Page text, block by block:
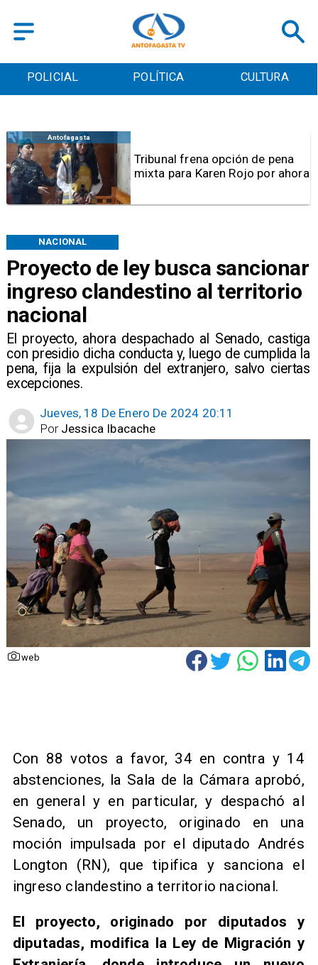
POLICIAL POLÍTICA CULTURA
Proyecto de ley busca sancionar
ingreso clandestino al territorio
nacional
​El proyecto, ahora despachado al Senado, castiga
con presidio dicha conducta y, luego de cumplida la
pena, fija la expulsión del extranjero, salvo ciertas
excepciones.
NACIONAL
Jueves, 18 De Enero De 2024 20:11
Jessica Ibacache
Por
web
opción de pena
Karen Rojo por ahora
ballena
Con 88 votos a favor, 34 en contra y 14
abstenciones, la Sala de la Cámara aprobó,
en general y en particular, y despachó al
Senado, un proyecto, originado en una
moción impulsada por el diputado Andrés
Longton (RN), que tipifica y sanciona el
ingreso clandestino a territorio nacional.
El proyecto, originado por diputados y
diputadas, modifica la Ley de Migración y